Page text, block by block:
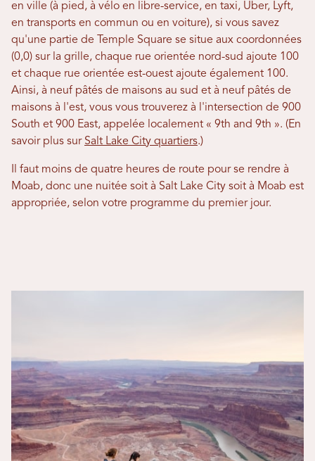
en ville (à pied, à vélo en libre-service, en taxi, Uber, Lyft,
en transports en commun ou en voiture), si vous savez
qu'une partie de Temple Square se situe aux coordonnées
(0,0) sur la grille, chaque rue orientée nord-sud ajoute 100
et chaque rue orientée est-ouest ajoute également 100.
Ainsi, à neuf pâtés de maisons au sud et à neuf pâtés de
maisons à l'est, vous vous trouverez à l'intersection de 900
South et 900 East, appelée localement « 9th and 9th ». (En
savoir plus sur Salt Lake City quartiers.)
Il faut moins de quatre heures de route pour se rendre à
Moab, donc une nuitée soit à Salt Lake City soit à Moab est
appropriée, selon votre programme du premier jour.